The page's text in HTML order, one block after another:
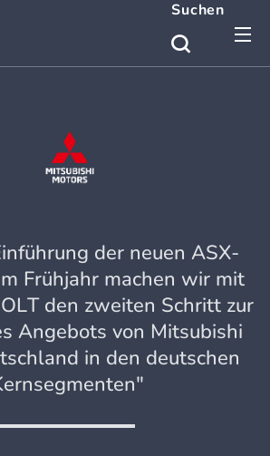
Suchen
der neuen ASX-
Frühjahr machen wir mit
den zweiten Schritt zur
Angebots von Mitsubishi
in den deutschen